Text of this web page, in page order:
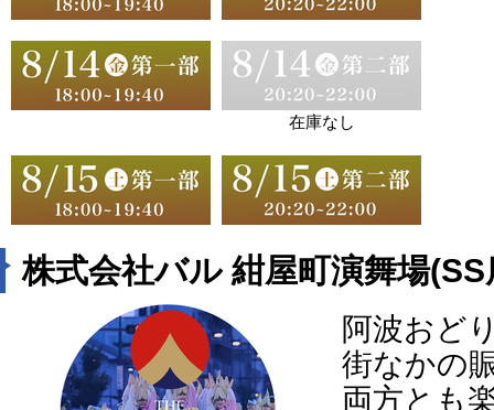
在庫なし
株式会社バル 紺屋町演舞場(SS
阿波おど
街なかの
両方とも